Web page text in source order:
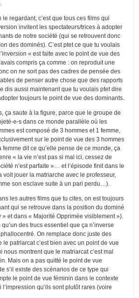
le regardant, c’est que tous ces films qui
invitent les spectateurs/trices à adopter
de notre société (qui se retrouvent donc
des dominés). C’est ptet ce que tu voulais
« est faite avec le point de vue des
compris ça comme : on reproduit une
on ne sort pas des cadres de pensée des
de penser autre chose que des rapports
dis aussi maintenant que tu voulais ptet dire
toujours le point de vue des dominants.
ça saute à la figure, parce que le groupe de
e-s dans ce monde parallèle où les
est composé de 3 hommes et 1 femme,
sur le point de vue des 3 hommes
dit ce qu’elle pense de ce monde, ça
« la vie n’est pas si mal ici, cessez de
n’est parfaite »… et l’épisode finit dans le
voit jouer la matriarche avec le professeur,
son esclave suite à un pari perdu…).
les autres films que tu cites, on est toujours
qui se retrouve dans la position du dominé
» et dans « Majorité Opprimée visiblement »).
qu’un des trucs essentiel que ça n’inverse
On remplace donc juste des
patriarcat c’est bien avec un point de vue
nous montrent que le matriarcat c’est mal
Mais on a pas quitté le point de vue
s’il existe des scénarios de ce type qui
le point de vue féminin dans le contexte
l’impression qu’ils sont plutôt rares (voire